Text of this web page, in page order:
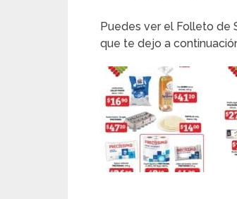
Puedes ver el Folleto de
que te dejo a